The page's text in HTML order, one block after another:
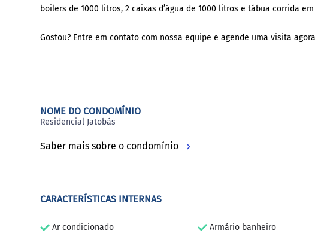
boilers de 1000 litros, 2 caixas d’água de 1000 litros e tábua corrida
Gostou? Entre em contato com nossa equipe e agende uma visita
NOME DO CONDOMÍNIO
Residencial Jatobás
Saber mais sobre o condomínio
CARACTERÍSTICAS INTERNAS
Ar condicionado Armário banheiro